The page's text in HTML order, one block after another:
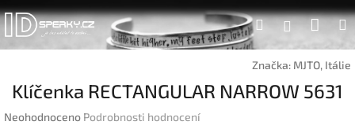
Přejít
na
obsah
Hledat
Značka: MJTO, Itálie
Klíčenka RECTANGULAR NARROW 5631
Průměrné
Neohodnoceno Podrobnosti hodnocení